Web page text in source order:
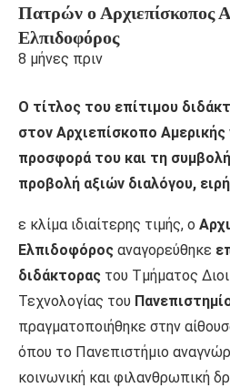
Πατρών ο Αρχιεπίσκοπος
Ελπιδοφόρος
8 μήνες πριν
Ο τίτλος του επίτιμου
στον Αρχιεπίσκοπο
προσφορά του και τη
προβολή αξιών διαλόγου,
ε κλίμα ιδιαίτερης τιμής, ο
Ελπιδοφόρος αναγορεύθηκε
διδάκτορας του Τμήματος
Τεχνολογίας του
πραγματοποιήθηκε στην
όπου το Πανεπιστήμιο
κοινωνική και φιλανθρωπική